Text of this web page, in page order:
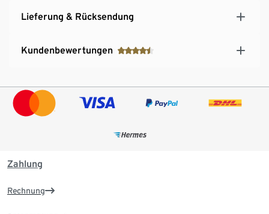
Lieferung & Rücksendung
Kundenbewertungen
Zahlung
Rechnung